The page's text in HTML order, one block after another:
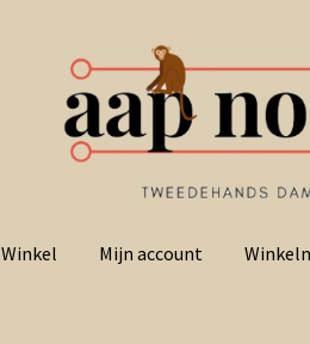
Winkel Mijn account